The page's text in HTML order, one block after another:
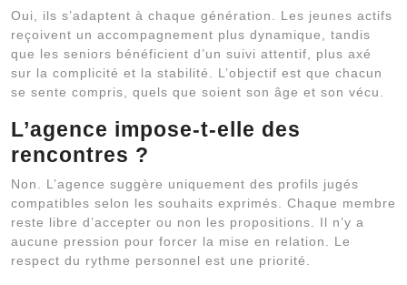
Oui, ils s’adaptent à chaque génération. Les jeunes actifs
reçoivent un accompagnement plus dynamique, tandis
que les seniors bénéficient d’un suivi attentif, plus axé
sur la complicité et la stabilité. L’objectif est que chacun
se sente compris, quels que soient son âge et son vécu.
L’agence impose-t-elle des
rencontres ?
Non. L’agence suggère uniquement des profils jugés
compatibles selon les souhaits exprimés. Chaque membre
reste libre d’accepter ou non les propositions. Il n’y a
aucune pression pour forcer la mise en relation. Le
respect du rythme personnel est une priorité.